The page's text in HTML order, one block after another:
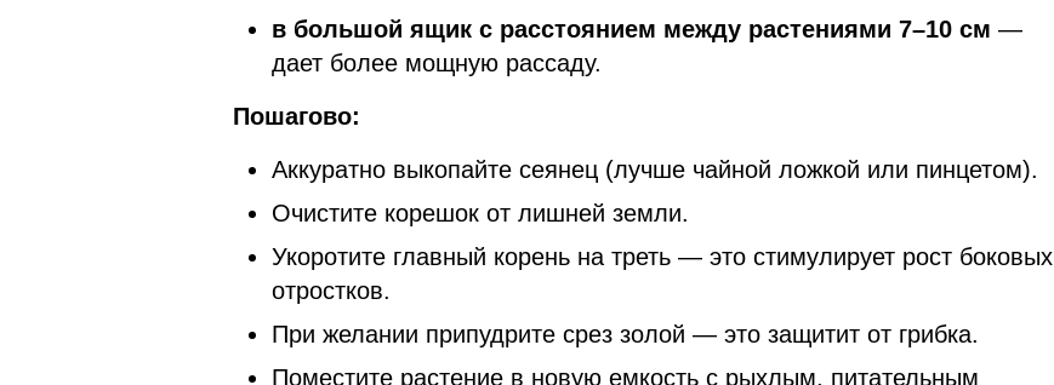
в большой ящик с расстоянием между растениями 7–10 см —
дает более мощную рассаду.
Пошагово:
Аккуратно выкопайте сеянец (лучше чайной ложкой или пинцетом).
Очистите корешок от лишней земли.
Укоротите главный корень на треть — это стимулирует рост боковых
отростков.
При желании припудрите срез золой — это защитит от грибка.
Поместите растение в новую емкость с рыхлым, питательным